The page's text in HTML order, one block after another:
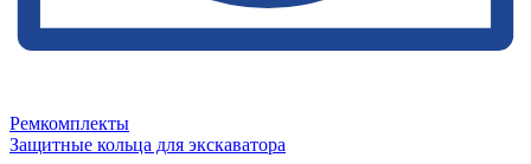
Ремкомплекты
Защитные кольца для экскаватора